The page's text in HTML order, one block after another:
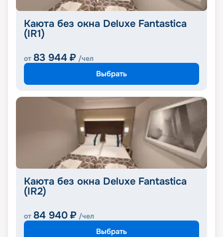
Каюта без окна Deluxe Fantastica
(IR1)
от 83 944 ₽ /чел
Выбрать
Каюта без окна Deluxe Fantastica
(IR2)
от 84 940 ₽ /чел
Выбрать